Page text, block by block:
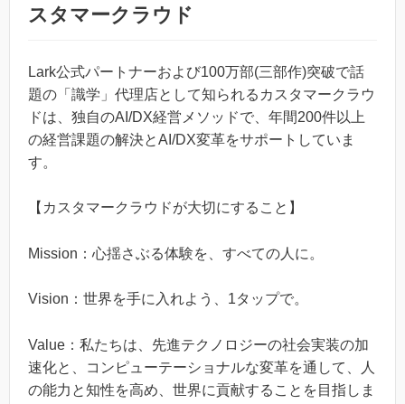
スタマークラウド
Lark公式パートナーおよび100万部(三部作)突破で話
題の「識学」代理店として知られるカスタマークラウ
ドは、独自のAI/DX経営メソッドで、年間200件以上
の経営課題の解決とAI/DX変革をサポートしていま
す。
【カスタマークラウドが大切にすること】
Mission：心揺さぶる体験を、すべての人に。
Vision：世界を手に入れよう、1タップで。
Value：私たちは、先進テクノロジーの社会実装の加
速化と、コンピューテーショナルな変革を通して、人
の能力と知性を高め、世界に貢献することを目指しま